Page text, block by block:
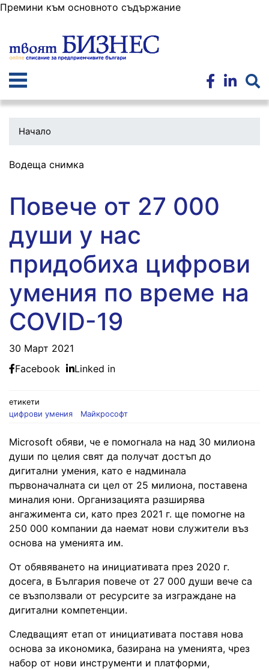
Премини към основното съдържание
Начало
Водеща снимка
Повече от 27 000
души у нас
придобиха цифрови
умения по време на
COVID-19
30 Март 2021
Facebook
Linked in
етикети
цифрови умения
Майкрософт
Microsoft обяви, че е помогнала на над 30 милиона
души по целия свят да получат достъп до
дигитални умения, като е надминала
първоначалната си цел от 25 милиона, поставена
миналия юни. Организацията разширява
ангажимента си, като през 2021 г. ще помогне на
250 000 компании да наемат нови служители въз
основа на уменията им.
От обявяването на инициативата през 2020 г.
досега, в България повече от 27 000 души вече са
се възползвали от ресурсите за изграждане на
дигитални компетенции.
Следващият етап от инициативата поставя нова
основа за икономика, базирана на уменията, чрез
набор от нови инструменти и платформи,